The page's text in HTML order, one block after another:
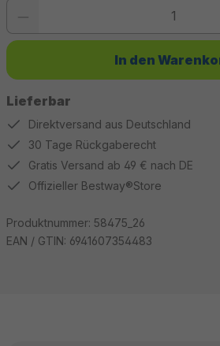
Lieferbar
Produkt Anzahl: Gib den gewünschten Wert
In den
Direktversand aus Deutschland
30 Tage Rückgaberecht
Gratis Versand ab 49 € nach DE
Offizieller Bestway®Store
Produktnummer: 58475_26
EAN / GTIN: 6941607354483